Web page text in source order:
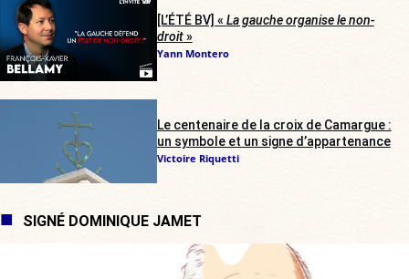
[L’ÉTÉ BV] « La gauche organise le non-
droit»
Yann Montero
Le centenaire de la croix de Camargue :
un symbole et un signe d’appartenance
Victoire Riquetti
SIGNÉ DOMINIQUE JAMET